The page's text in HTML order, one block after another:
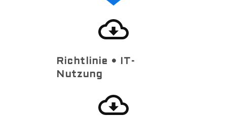
Richtlinie • IT-
Nutzung